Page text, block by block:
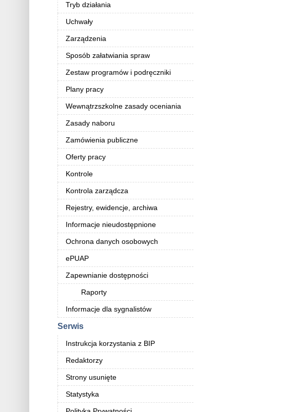
Tryb działania
Uchwały
Zarządzenia
Sposób załatwiania spraw
Zestaw programów i podręczniki
Plany pracy
Wewnątrzszkolne zasady oceniania
Zasady naboru
Zamówienia publiczne
Oferty pracy
Kontrole
Kontrola zarządcza
Rejestry, ewidencje, archiwa
Informacje nieudostępnione
Ochrona danych osobowych
ePUAP
Zapewnianie dostępności
Raporty
Informacje dla sygnalistów
Serwis
Instrukcja korzystania z BIP
Redaktorzy
Strony usunięte
Statystyka